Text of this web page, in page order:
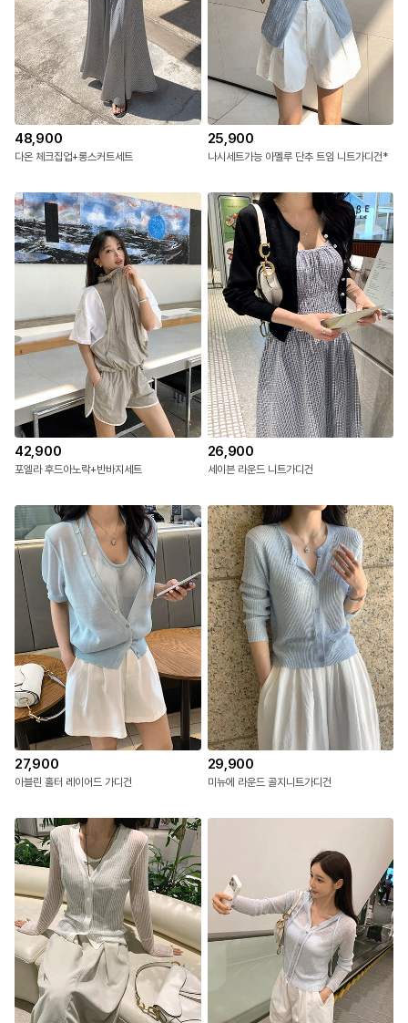
48,900
다온 체크집업+롱스커트세트
25,900
나시세트가능 아멜루 단추 트임 니트가디건*
42,900
포엘라 후드아노락+반바지세트
26,900
세이븐 라운드 니트가디건
27,900
아블린 홀터 레이어드 가디건
29,900
미뉴에 라운드 골지니트가디건